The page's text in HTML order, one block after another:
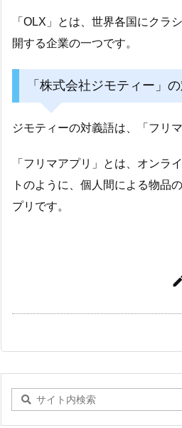
「OLX」とは、世界各国にクラ
開する企業の一つです。
「株式会社ジモティー」
ジモティーの対義語は、「フリ
「フリマアプリ」とは、オンラ
トのように、個人間による物品
プリです。